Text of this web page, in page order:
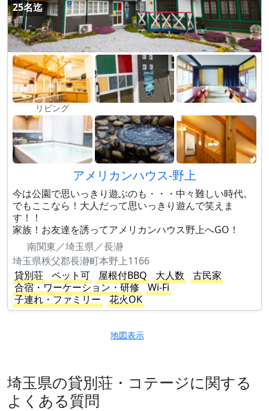
25名迄
リビング
アメリカンハウス-野上
今は公園で思いっきり遊ぶのも・・・中々難しい時代。
でもここなら！大人だって思いっきり遊んで笑えま
す！！
家族！お友達を誘ってアメリカンハウス野上へGO！
南関東／埼玉県／長瀞
埼玉県秩父郡長瀞町本野上1166
貸別荘
ペット可 屋根付BBQ 大人数
古民家
合宿・ワーケーション・研修
Wi-Fi
子連れ・ファミリー
花火OK
地図表示
埼玉県の貸別荘・コテージに関する
よくある質問